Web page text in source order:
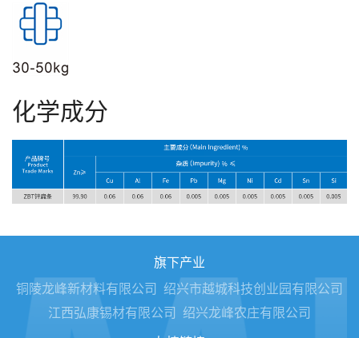
化学成分
旗下产业
铜陵龙峰新材料有限公司
绍兴市越城科技创业园有限公司
江西弘康锡材有限公司
绍兴龙峰农庄有限公司